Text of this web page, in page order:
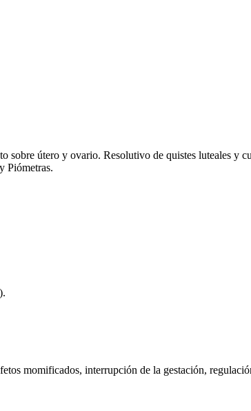
útero y ovario. Resolutivo de quistes luteales y
Piómetras.
momificados, interrupción de la gestación,